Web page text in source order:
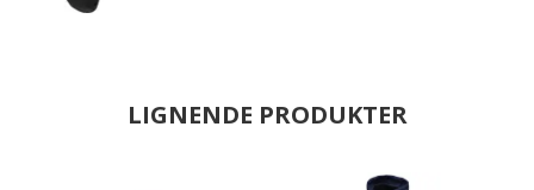
LIGNENDE PRODUKTER